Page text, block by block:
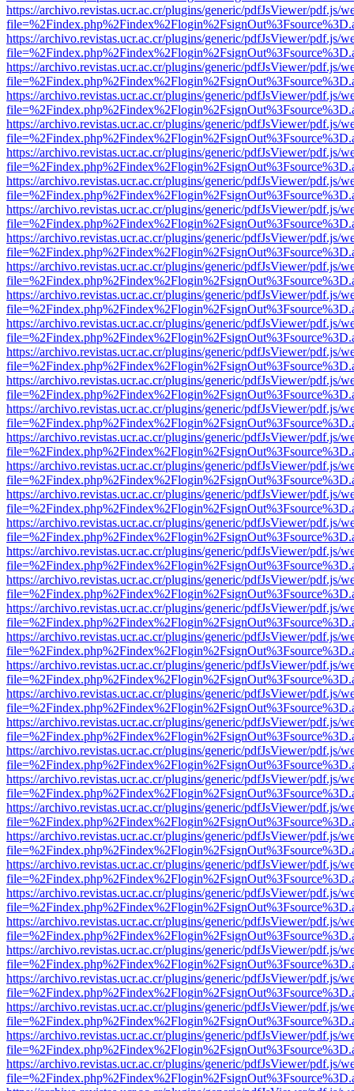
https://archivo.revistas.ucr.ac.cr/plugins/generic/pdfJsViewer/pdf.js/
https://archivo.revistas.ucr.ac.cr/plugins/generic/pdfJsViewer/pdf.js/
https://archivo.revistas.ucr.ac.cr/plugins/generic/pdfJsViewer/pdf.js/
https://archivo.revistas.ucr.ac.cr/plugins/generic/pdfJsViewer/pdf.js/
https://archivo.revistas.ucr.ac.cr/plugins/generic/pdfJsViewer/pdf.js/
https://archivo.revistas.ucr.ac.cr/plugins/generic/pdfJsViewer/pdf.js/
https://archivo.revistas.ucr.ac.cr/plugins/generic/pdfJsViewer/pdf.js/
https://archivo.revistas.ucr.ac.cr/plugins/generic/pdfJsViewer/pdf.js/
https://archivo.revistas.ucr.ac.cr/plugins/generic/pdfJsViewer/pdf.js/
https://archivo.revistas.ucr.ac.cr/plugins/generic/pdfJsViewer/pdf.js/
https://archivo.revistas.ucr.ac.cr/plugins/generic/pdfJsViewer/pdf.js/
https://archivo.revistas.ucr.ac.cr/plugins/generic/pdfJsViewer/pdf.js/
https://archivo.revistas.ucr.ac.cr/plugins/generic/pdfJsViewer/pdf.js/
https://archivo.revistas.ucr.ac.cr/plugins/generic/pdfJsViewer/pdf.js/
https://archivo.revistas.ucr.ac.cr/plugins/generic/pdfJsViewer/pdf.js/
https://archivo.revistas.ucr.ac.cr/plugins/generic/pdfJsViewer/pdf.js/
https://archivo.revistas.ucr.ac.cr/plugins/generic/pdfJsViewer/pdf.js/
https://archivo.revistas.ucr.ac.cr/plugins/generic/pdfJsViewer/pdf.js/
https://archivo.revistas.ucr.ac.cr/plugins/generic/pdfJsViewer/pdf.js/
https://archivo.revistas.ucr.ac.cr/plugins/generic/pdfJsViewer/pdf.js/
https://archivo.revistas.ucr.ac.cr/plugins/generic/pdfJsViewer/pdf.js/
https://archivo.revistas.ucr.ac.cr/plugins/generic/pdfJsViewer/pdf.js/
https://archivo.revistas.ucr.ac.cr/plugins/generic/pdfJsViewer/pdf.js/
https://archivo.revistas.ucr.ac.cr/plugins/generic/pdfJsViewer/pdf.js/
https://archivo.revistas.ucr.ac.cr/plugins/generic/pdfJsViewer/pdf.js/
https://archivo.revistas.ucr.ac.cr/plugins/generic/pdfJsViewer/pdf.js/
https://archivo.revistas.ucr.ac.cr/plugins/generic/pdfJsViewer/pdf.js/
https://archivo.revistas.ucr.ac.cr/plugins/generic/pdfJsViewer/pdf.js/
https://archivo.revistas.ucr.ac.cr/plugins/generic/pdfJsViewer/pdf.js/
https://archivo.revistas.ucr.ac.cr/plugins/generic/pdfJsViewer/pdf.js/
https://archivo.revistas.ucr.ac.cr/plugins/generic/pdfJsViewer/pdf.js/
https://archivo.revistas.ucr.ac.cr/plugins/generic/pdfJsViewer/pdf.js/
https://archivo.revistas.ucr.ac.cr/plugins/generic/pdfJsViewer/pdf.js/
https://archivo.revistas.ucr.ac.cr/plugins/generic/pdfJsViewer/pdf.js/
https://archivo.revistas.ucr.ac.cr/plugins/generic/pdfJsViewer/pdf.js/
https://archivo.revistas.ucr.ac.cr/plugins/generic/pdfJsViewer/pdf.js/
https://archivo.revistas.ucr.ac.cr/plugins/generic/pdfJsViewer/pdf.js/
https://archivo.revistas.ucr.ac.cr/plugins/generic/pdfJsViewer/pdf.js/